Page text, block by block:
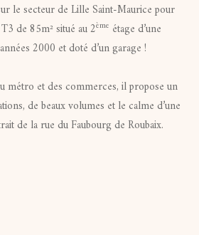
le secteur de Lille Saint-Maurice pour
de 85m² situé au 2ème étage d’une
2000 et doté d’un garage !
métro et des commerces, il propose un
de beaux volumes et le calme d’une
de la rue du Faubourg de Roubaix.